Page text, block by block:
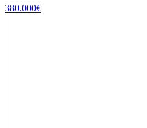
380.000€